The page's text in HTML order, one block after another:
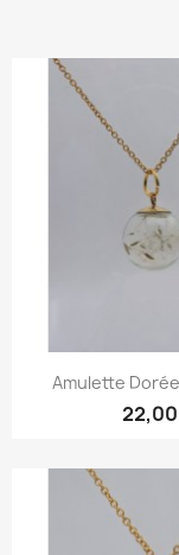
Aperçu
Amulette